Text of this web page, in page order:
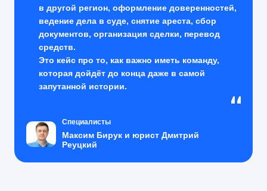
в другой регион, оформление доверенностей,
ведение дела в суде, снятие ареста, сбор
документов, организация сделки, перевод
средств.
Это кейс про то, как важно иметь команду,
которая дойдёт до конца даже в самой
запутанной истории.
Специалисты
Максим Бирук и юрист Дмитрий
Реуцкий